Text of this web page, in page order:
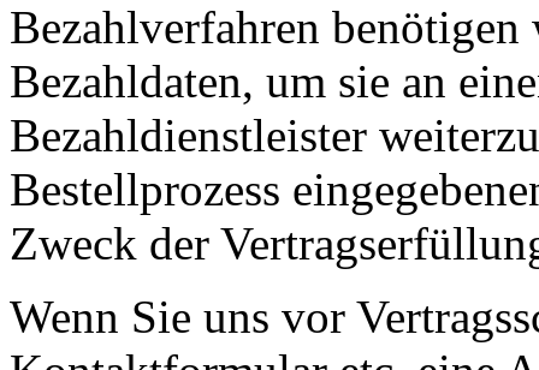
Bezahlverfahren
Bezahldaten, um sie an
Bezahldienstleister
Bestellprozess
Zweck der
Wenn Sie uns vor